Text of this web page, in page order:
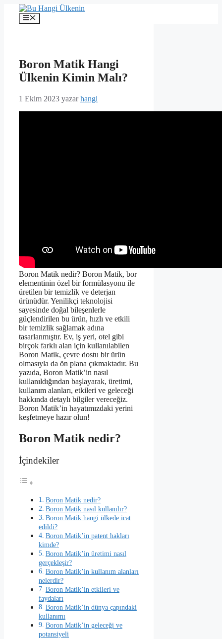
İçeriğe
Menü
Boron Matik Hangi
Ülkenin Kimin Malı?
1 Ekim 2023 yazarhangi
Boron Matik nedir? Boron Matik, bor
elementinin özel bir formülasyonu ile
üretilen bir temizlik ve deterjan
ürünüdür. Yenilikçi teknolojisi
sayesinde doğal bileşenlerle
güçlendirilen bu ürün, hızlı ve etkili
bir temizlik sağlamak adına
tasarlanmıştır. Ev, iş yeri, otel gibi
birçok farklı alan için kullanılabilen
Boron Matik, çevre dostu bir ürün
olmasıyla da ön plana çıkmaktadır. Bu
yazıda, Boron Matik’in nasıl
kullanıldığından başlayarak, üretimi,
kullanım alanları, etkileri ve geleceği
hakkında detaylı bilgiler vereceğiz.
Boron Matik’in hayatımızdaki yerini
keşfetmeye hazır olun!
Boron Matik nedir?
İçindekiler
Boron Matik nedir?
Boron Matik nasıl kullanılır?
Boron Matik hangi ülkede icat
edildi?
Boron Matik’in patent hakları
kimde?
Boron Matik’in üretimi nasıl
gerçekleşir?
Boron Matik’in kullanım alanları
nelerdir?
Boron Matik’in etkileri ve
faydaları
Boron Matik’in dünya çapındaki
kullanımı
Boron Matik’in geleceği ve
potansiyeli